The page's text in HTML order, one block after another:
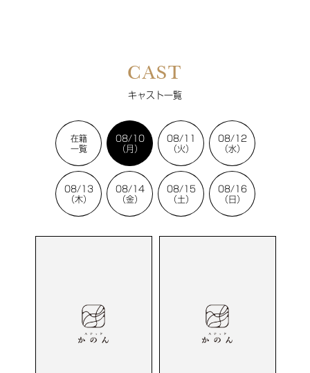
CAST
キャスト一覧
在籍
一覧
08/10
（月）
08/11
（火）
08/12
（水）
08/13
（木）
08/14
（金）
08/15
（土）
08/16
（日）